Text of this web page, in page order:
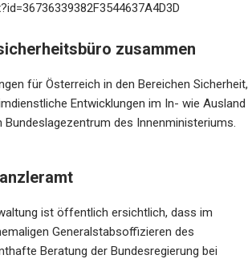
zusammen
für Österreich in den Bereichen Sicherheit,
Entwicklungen im In- wie Ausland
des Innenministeriums.
ist öffentlich ersichtlich, dass im
Generalstabsoffizieren des
Beratung der Bundesregierung bei